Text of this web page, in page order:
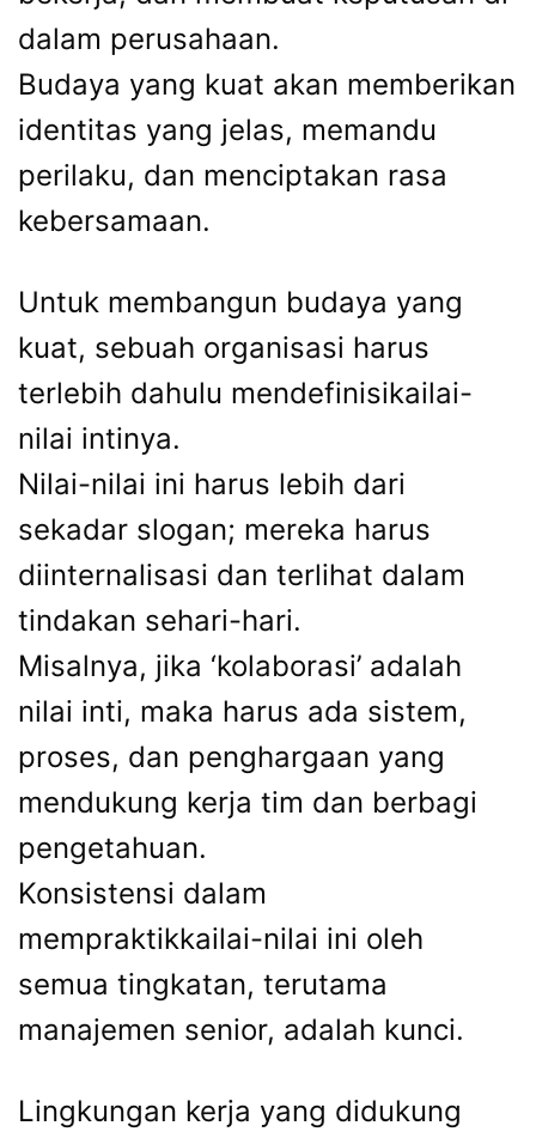
dalam perusahaan.
Budaya yang kuat akan memberikan
identitas yang jelas, memandu
perilaku, dan menciptakan rasa
kebersamaan.
Untuk membangun budaya yang
kuat, sebuah organisasi harus
terlebih dahulu mendefinisikailai-
nilai intinya.
Nilai-nilai ini harus lebih dari
sekadar slogan; mereka harus
diinternalisasi dan terlihat dalam
tindakan sehari-hari.
Misalnya, jika ‘kolaborasi’ adalah
nilai inti, maka harus ada sistem,
proses, dan penghargaan yang
mendukung kerja tim dan berbagi
pengetahuan.
Konsistensi dalam
mempraktikkailai-nilai ini oleh
semua tingkatan, terutama
manajemen senior, adalah kunci.
Lingkungan kerja yang didukung